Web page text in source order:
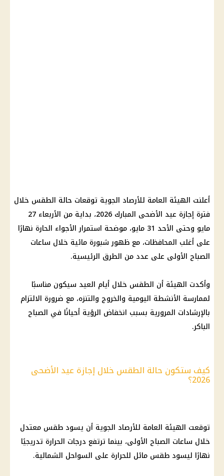
أعلنت الهيئة العامة للأرصاد الجوية توقعات حالة الطقس خلال
فترة إجازة عيد الأضحى المبارك
2026، بداية من الأربعاء 27
مايو وحتى الأحد 31 مايو، موضحة استمرار الأجواء الحارة نهارًا
على أغلب المحافظات، مع ظهورشبورة مائية خلال ساعات
الصباح الأولى على عدد من الطرق الرئيسية.
وأكدت الهيئة أن الطقس خلال أيام العيد سيكون مناسبًا
لممارسة الأنشطة اليومية والخروج والتنزه، مع ضرورة الالتزام
بالإرشادات المرورية بسبب انخفاض الرؤية أحيانًا في الصباح
الباكر.
كيف ستكون حالة الطقس خلال إجازة عيد الأضحى
2026؟
توقعت الهيئة العامة للأرصاد الجوية أن يسود طقس معتدل
خلال ساعات الصباح الأولى، بينما ترتفع درجات الحرارة تدريجيًا
نهارًا ليسود طقس مائل للحرارة على السواحل الشمالية.